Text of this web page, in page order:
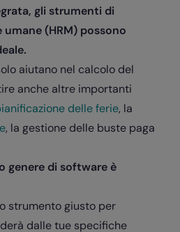
gli strumenti di
(HRM) possono
aiutano nel calcolo del
anche altre importanti
delle ferie, la
, la gestione delle buste paga
genere di software è
strumento giusto per
dalle tue specifiche